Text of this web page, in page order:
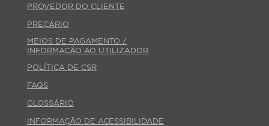
PROVEDOR DO CLIENTE
PREÇÁRIO
MEIOS DE PAGAMENTO /
INFORMAÇÃO AO UTILIZADOR
POLÍTICA DE CSR
FAQS
GLOSSÁRIO
INFORMAÇÃO DE ACESSIBILIDADE